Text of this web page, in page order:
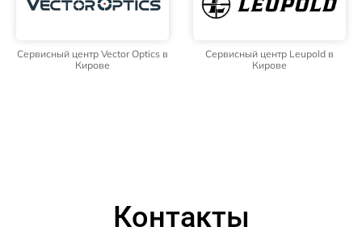
Сервисный центр Vector Optics в
Кирове
Сервисный центр Leupold в
Кирове
Контакты